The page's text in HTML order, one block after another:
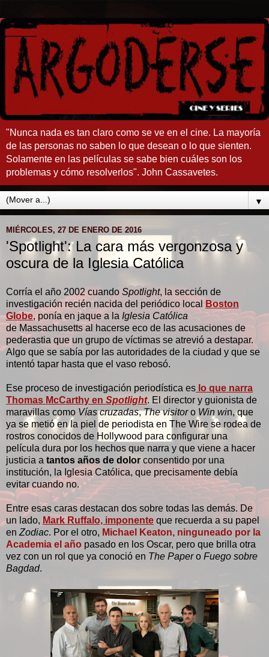
"Nunca nada es tan claro como se ve en el cine. La mayoría
de las personas no saben lo que desean o lo que sienten.
Solamente en las películas se sabe bien cuáles son los
problemas y cómo resolverlos". John Cassavetes.
▼
MIÉRCOLES, 27 DE ENERO DE 2016
'Spotlight': La cara más vergonzosa y
oscura de la Iglesia Católica
Corría el año 2002 cuando Spotlight, la sección de
investigación recién nacida del periódico localBoston
Globe, ponía en jaque a la Iglesia Católica
de Massachusetts al hacerse eco de las acusaciones de
pederastia que un grupo de víctimas se atrevió a destapar.
Algo que se sabía por las autoridades de la ciudad y que se
intentó tapar hasta que el vaso rebosó.
Ese proceso de investigación periodística es lo que narra
Thomas McCarthy en Spotlight. El director y guionista de
maravillas como Vías cruzadas,The visitoro Win win, que
ya se metió en la piel de periodista en The Wire se rodea de
rostros conocidos de Hollywood para configurar una
película dura por los hechos que narra y que viene a hacer
justicia a tantos años de dolor consentido por una
institución, la Iglesia Católica, que precisamente debía
evitar cuando no.
Entre esas caras destacan dos sobre todas las demás. De
un lado, Mark Ruffalo, imponente que recuerda a su papel
en Zodiac. Por el otro, Michael Keaton, ninguneado por la
Academia el año pasado en los Oscar, pero que brilla otra
vez con un rol que ya conoció en The Papero Fuego sobre
Bagdad.